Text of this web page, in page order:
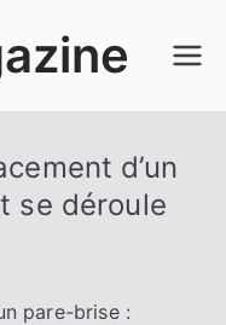
d’un
se déroule
pare-brise :